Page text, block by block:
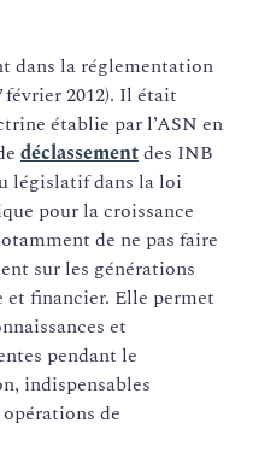
dans la réglementation
2012). Il était
établie par l’ASN en
déclassementdes INB
législatif dans la loi
pour la croissance
de ne pas faire
sur les générations
et financier. Elle permet
et
pendant le
indispensables
de